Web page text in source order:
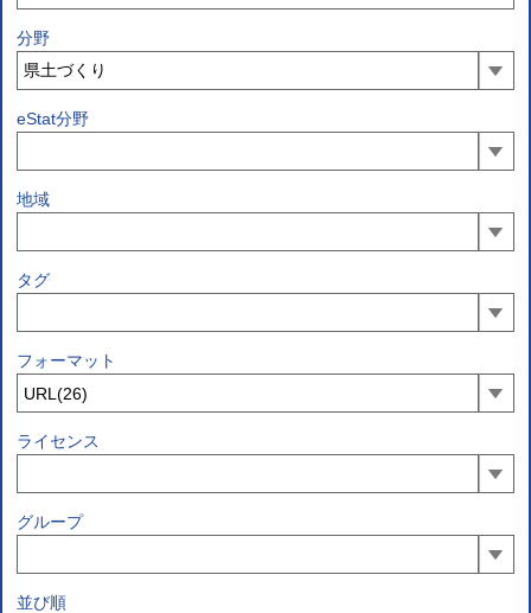
分野
eStat分野
地域
タグ
フォーマット
ライセンス
グループ
並び順